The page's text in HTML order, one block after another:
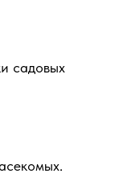
садовых